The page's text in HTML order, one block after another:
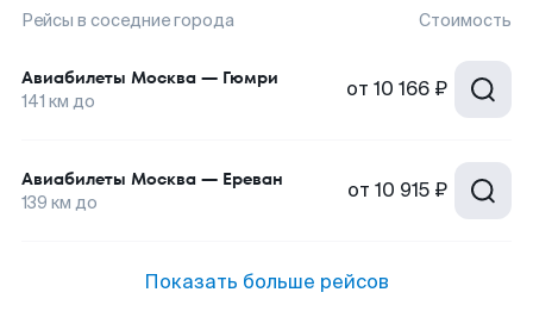
Рейсы в соседние города Стоимость
Авиабилеты Москва — Гюмри
141 км до от 10 166 ₽
Авиабилеты Москва — Ереван
139 км до от 10 915 ₽
Показать больше рейсов